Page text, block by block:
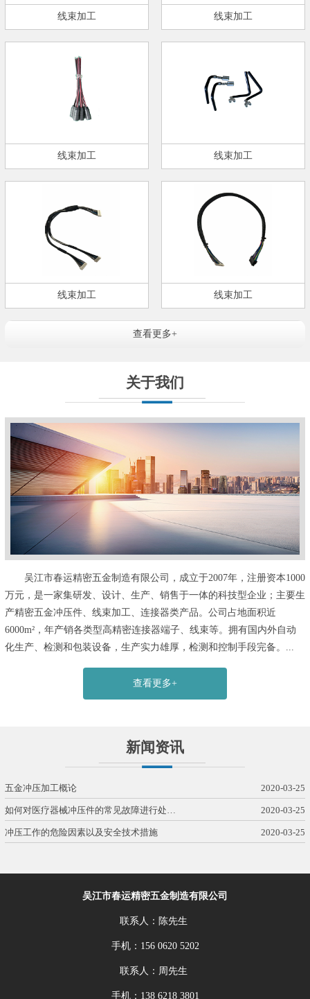
线束加工 线束加工
线束加工 线束加工
线束加工 线束加工
查看更多+
关于我们
吴江市春运精密五金制造有限公司，成立于2007年，注册资本1000
万元，是一家集研发、设计、生产、销售于一体的科技型企业；主要生
产精密五金冲压件、线束加工、连接器类产品。公司占地面积近
6000m²，年产销各类型高精密连接器端子、线束等。拥有国内外自动
化生产、检测和包装设备，生产实力雄厚，检测和控制手段完备。...
查看更多+
新闻资讯
五金冲压加工概论 2020-03-25
如何对医疗器械冲压件的常见故障进行处… 2020-03-25
冲压工作的危险因素以及安全技术措施 2020-03-25
吴江市春运精密五金制造有限公司
联系人：陈先生
手机：156 0620 5202
联系人：周先生
手机：138 6218 3801